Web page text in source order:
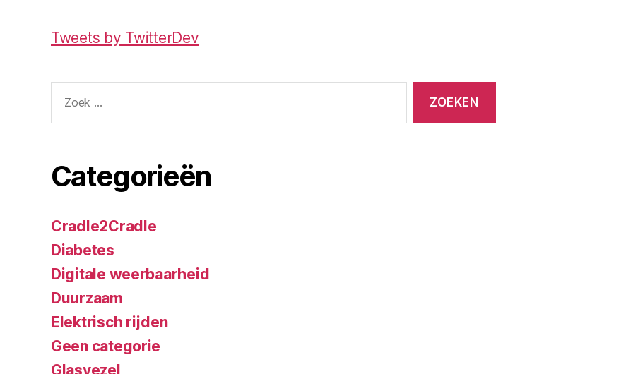
Tweets by TwitterDev
naar:
Categorieën
Cradle2Cradle
Diabetes
Digitale weerbaarheid
Duurzaam
Elektrisch rijden
Geen categorie
Glasvezel